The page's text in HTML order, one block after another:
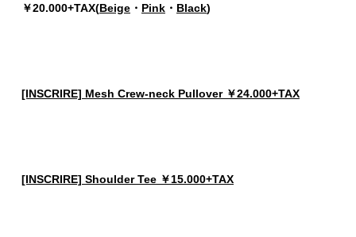
￥20.000+TAX(Beige ・ Pink ・ Black)
[INSCRIRE] Mesh Crew-neck Pullover ￥24.000+TAX
[INSCRIRE] Shoulder Tee ￥15.000+TAX